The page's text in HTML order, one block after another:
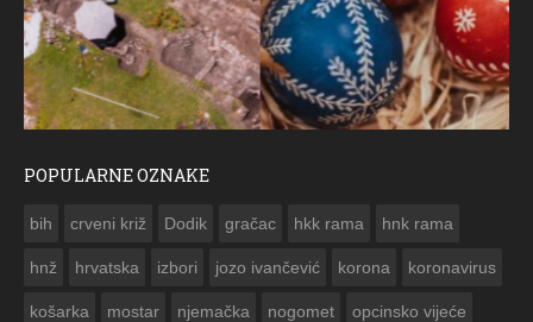
POPULARNE OZNAKE
bih crveni križ Dodik gračac hkk rama hnk rama
hnž hrvatska izbori jozo ivančević korona koronavirus
košarka mostar njemačka nogomet opcinsko vijeće